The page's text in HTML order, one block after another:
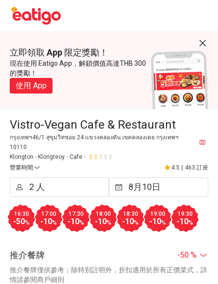
立即領取 App 限定獎勵！
現在使用 Eatigo App，解鎖價值高達THB 300
的獎勵！
使用 App
Vistro-Vegan Cafe & Restaurant
กรุงเทพฯ46/1 สุขุมวิทซอย 24 แขวงคลองตัน เขตคลองเตย กรุงเทพฯ
10110
Klongton - Klongteoy
Cafe
營業時間
4.5 463 訂座
16:30
-50%
17:00
-10%
17:30
-10%
18:00
-10%
18:30
-10%
19:00
-10%
19:30
-10%
推介餐牌 -50 %
推介餐牌僅供參考；除特別註明外，折扣適用於所有正價菜式，詳
情請參閱商戶細則